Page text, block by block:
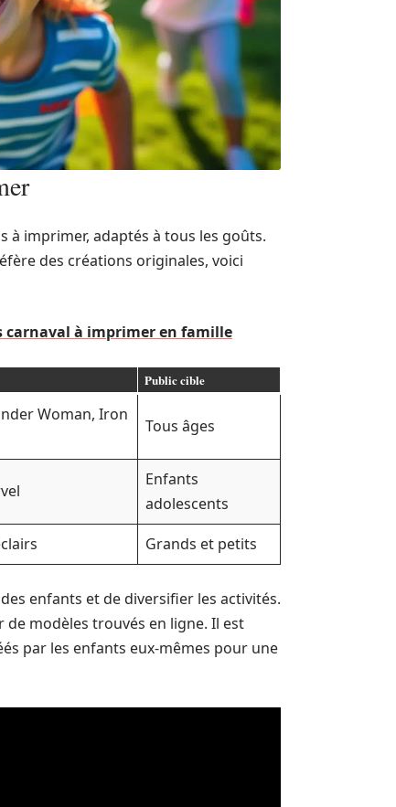
à imprimer, adaptés à tous les goûts.
des créations originales, voici
carnaval à imprimer en famille
Public cible
Woman, Iron
Tous âges
Enfants
adolescents
Grands et petits
enfants et de diversifier les activités.
de modèles trouvés en ligne. Il est
par les enfants eux-mêmes pour une